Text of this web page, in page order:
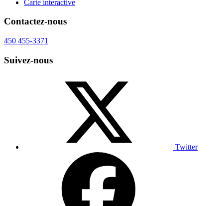
Carte interactive
Contactez-nous
450 455-3371
Suivez-nous
Twitter